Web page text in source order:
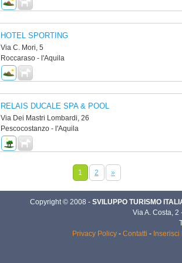
HOTEL SPORTING
Via C. Mori, 5
Roccaraso - l'Aquila
RELAIS DUCALE SPA & POOL
Via Dei Mastri Lombardi, 26
Pescocostanzo - l'Aquila
1 2 »
Copyright © 2008 - SVILUPPO TURISMO
Via A. Costa,
Privacy Policy - Contatti -